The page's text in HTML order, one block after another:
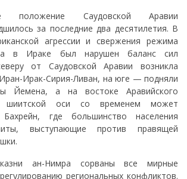
положение Саудовской Аравии
за последние два десятилетия. В
агрессии и свержения режима
в Ираке был нарушен баланс сил
от Саудовской Аравии возникла
Иран-Ирак-Сирия-Ливан, на юге — подняли
Йемена, а на востоке Аравийского
шиитской оси со временем может
Бахрейн, где большинство населения
выступающие против правящей
ан-Нимра сорваны все мирные
региональных конфликтов.